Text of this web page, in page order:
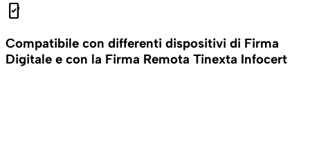
mobile_check
Compatibile con differenti dispositivi di Firma
Digitale e con la Firma Remota Tinexta Infocert